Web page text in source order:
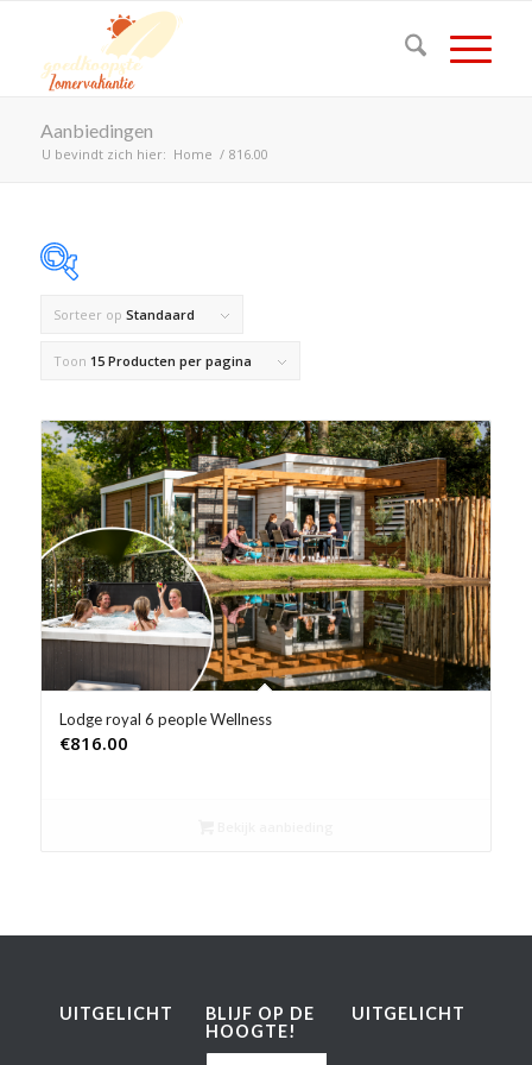
Aanbiedingen
U bevindt zich hier: Home / 816.00
Op voorraad
Product Land
Product Maximaal aantal personen
Product Prijs vanaf €
Product Rating
Product Reisorganisatie
Product Type vakantie
Sorteer op Standaard
Toon 15 Producten per pagina
Lodge royal 6 people Wellness
€816.00
UITGELICHT
BLIJF OP DE
HOOGTE!
UITGELICHT